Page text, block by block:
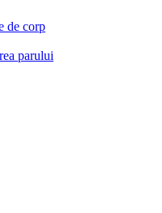
de corp
parului